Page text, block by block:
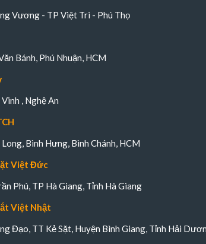
Vương - TP Việt Trì - Phú Thọ
Bánh, Phú Nhuận, HCM
, Nghệ An
Bình Hưng, Bình Chánh, HCM
Việt Đức
Phú, TP Hà Giang, Tỉnh Hà Giang
Việt Nhật
Đạo, TT Kẻ Sặt, Huyện Bình Giang, Tỉnh Hải